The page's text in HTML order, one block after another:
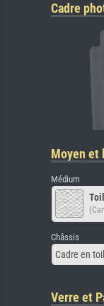
Cadre
Moyen et
Médium
Châssis
Cadre en
Verre et